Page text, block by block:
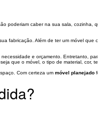
poderiam caber na sua sala,
fabricação. Além de ter um móvel
e orçamento. Entretanto,
que o móvel, o tipo de material, cor,
Com certeza um móvel planejado